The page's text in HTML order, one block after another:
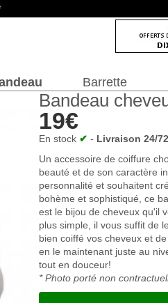
Bandeau
19€
En stock ✔ - Livraison 24/
Un accessoire de coiffure
beauté et de son caractère
personnalité et souhaitent
bohème et sophistiqué, ce
est le bijou de cheveux qu'il
plus simple, il vous suffit de
bien coiffé vos cheveux et
en le maintenant juste au
tout en douceur!
* Photo porté non
Barrette